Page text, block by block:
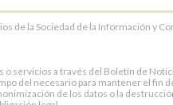
de la Sociedad de la Información
servicios a través del Boletín de
del necesario para mantener el fin
de los datos o la